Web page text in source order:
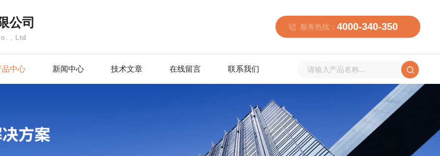
公司
, Ltd
服务热线： 4000-340-350
品中心 新闻中心 技术文章 在线留言 联系我们